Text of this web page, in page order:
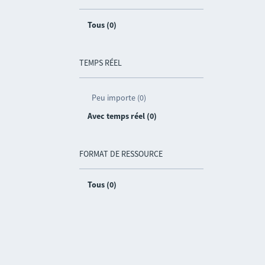
Tous (0)
TEMPS RÉEL
Peu importe (0)
Avec temps réel (0)
FORMAT DE RESSOURCE
Tous (0)